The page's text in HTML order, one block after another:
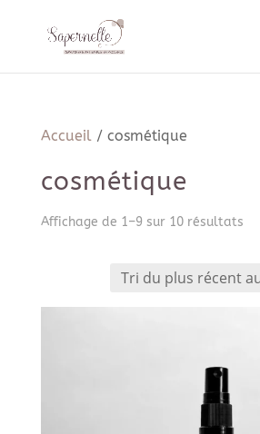
Accueil/ cosmétique
cosmétique
Affichage de 1–9 sur 10 résultatsTrié